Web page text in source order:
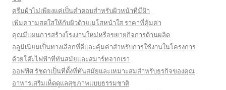
ครีมฝ้าไม่เพียงแค่เป็นคำตอบสำหรับผิวหน้าที่มีฝ้า
เพิ่มความสดใสให้กับผิวด้วยเมโสหน้าใส ราคาที่คุ้มค่า
คุณมีแผนการสร้างโรงงานใหม่หรือขยายกิจการด้านผลิต
อลูมิเนียมเป็นทางเลือกที่ดีและคุ้มค่าสำหรับการใช้งานในโครงการ
ด้วยโต๊ะไฟฟ้าที่ทันสมัยและสมาร์ทจากเรา
ออฟฟิศ รัชดาเป็นที่ตั้งที่ทันสมัยและเหมาะสมสำหรับธุรกิจของคุณ
อาหารเสริมเห็ดดูแลสุขภาพแบบธรรมชาติ